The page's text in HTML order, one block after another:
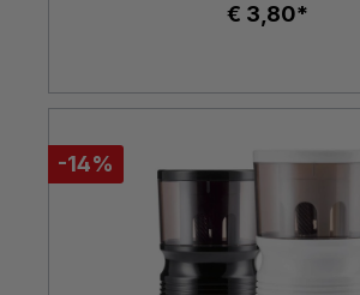
€ 3,80*
-14%